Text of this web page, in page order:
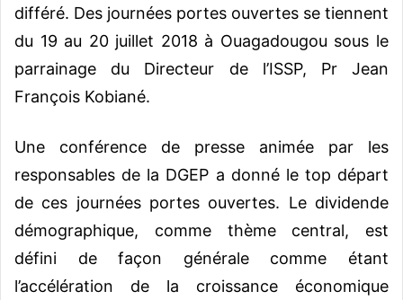
différé. Des journées portes ouvertes se tiennent
du 19 au 20 juillet 2018 à Ouagadougou sous le
parrainage du Directeur de l’ISSP, Pr Jean
François Kobiané.
Une conférence de presse animée par les
responsables de la DGEP a donné le top départ
de ces journées portes ouvertes. Le dividende
démographique, comme thème central, est
défini de façon générale comme étant
l’accélération de la croissance économique